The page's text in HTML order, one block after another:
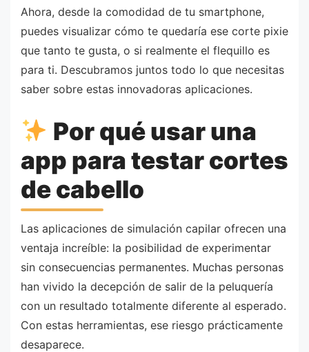
Ahora, desde la comodidad de tu smartphone,
puedes visualizar cómo te quedaría ese corte pixie
que tanto te gusta, o si realmente el flequillo es
para ti. Descubramos juntos todo lo que necesitas
saber sobre estas innovadoras aplicaciones.
Por qué usar una
app para testar cortes
de cabello
Las aplicaciones de simulación capilar ofrecen una
ventaja increíble: la posibilidad de experimentar
sin consecuencias permanentes. Muchas personas
han vivido la decepción de salir de la peluquería
con un resultado totalmente diferente al esperado.
Con estas herramientas, ese riesgo prácticamente
desaparece.